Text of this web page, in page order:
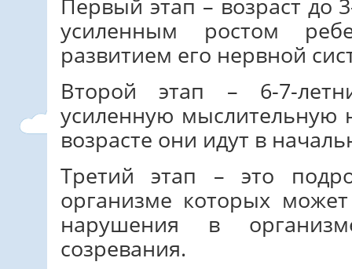
Первый этап – возраст до
усиленным ростом
развитием его нервной
Второй этап – 6-7-
усиленную мыслительную
возрасте они идут в
Третий этап – это
организме которых
нарушения в
созревания.